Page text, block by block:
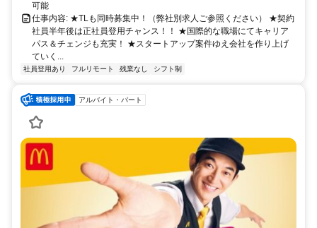
可能
仕事内容: ★TLも同時募集中！（弊社別求人ご参照ください） ★契約
社員半年後は正社員登用チャンス！！ ★国際的な職場にてキャリア
パス＆チェンジも充実！ ★スタートアップ案件ゆえ会社を作り上げ
ていく...
社員登用あり フルリモート 残業なし シフト制
アルバイト・パート